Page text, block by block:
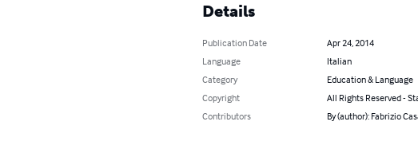
Details
Publication Date
Apr 24, 2014
Language
Italian
Category
Education & Language
Copyright
All Rights Reserved -
Contributors
By (author): Fabrizio